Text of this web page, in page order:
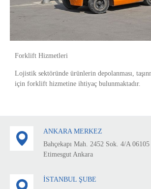
Forklift Hizmetleri
Lojistik sektöründe ürünlerin depolanması,
için forklift hizmetine ihtiyaç bulunmaktadır.
ANKARA MERKEZ
Bahçekapı Mah. 2452 Sok. 4/A 06105
Etimesgut Ankara
İSTANBUL ŞUBE